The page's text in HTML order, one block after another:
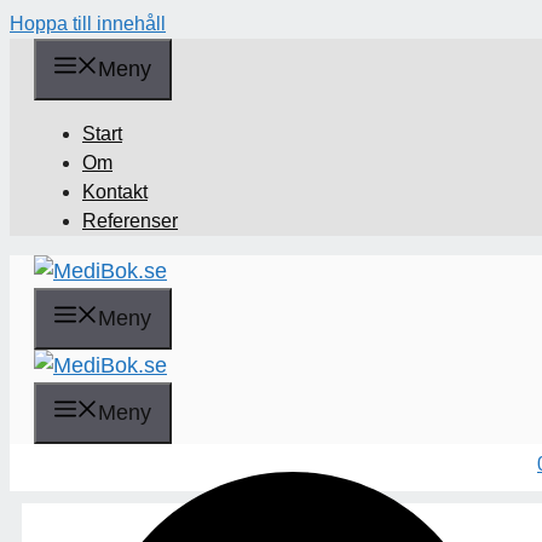
Hoppa till innehåll
Meny
Start
Om
Kontakt
Referenser
Meny
Sök
Meny